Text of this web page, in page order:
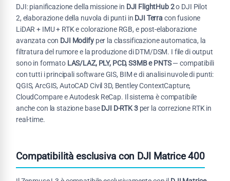
DJI: pianificazione della missione in DJI FlightHub 2o DJI Pilot
2, elaborazione della nuvola di punti in DJI Terracon fusione
LiDAR + IMU + RTK e colorazione RGB, e post-elaborazione
avanzata con DJI Modifyper la classificazione automatica, la
filtratura del rumore e la produzione di DTM/DSM. I file di output
sono in formato LAS/LAZ, PLY, PCD, S3MB e PNTS— compatibili
con tutti i principali software GIS, BIM e di analisi nuvole di punti:
QGIS, ArcGIS, AutoCAD Civil 3D, Bentley ContextCapture,
CloudCompare e Autodesk ReCap. Il sistema è compatibile
anche con la stazione baseDJI D-RTK 3per la correzione RTK in
real-time.
Compatibilità esclusiva con DJI Matrice 400